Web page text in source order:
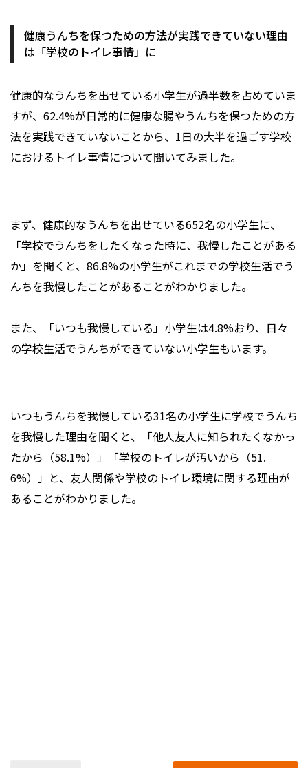
健康うんちを保つための方法が実践できていない理由
は「学校のトイレ事情」に
健康的なうんちを出せている小学生が過半数を占めていま
すが、62.4%が日常的に健康な腸やうんちを保つための方
法を実践できていないことから、1日の大半を過ごす学校
におけるトイレ事情について聞いてみました。
まず、健康的なうんちを出せている652名の小学生に、
「学校でうんちをしたくなった時に、我慢したことがある
か」を聞くと、86.8%の小学生がこれまでの学校生活でう
んちを我慢したことがあることがわかりました。
また、「いつも我慢している」小学生は4.8%おり、日々
の学校生活でうんちができていない小学生もいます。
いつもうんちを我慢している31名の小学生に学校でうんち
を我慢した理由を聞くと、「他人友人に知られたくなかっ
たから（58.1%）」「学校のトイレが汚いから（51.
6%）」と、友人関係や学校のトイレ環境に関する理由が
あることがわかりました。